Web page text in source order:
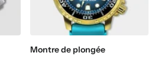
Montre de plongée